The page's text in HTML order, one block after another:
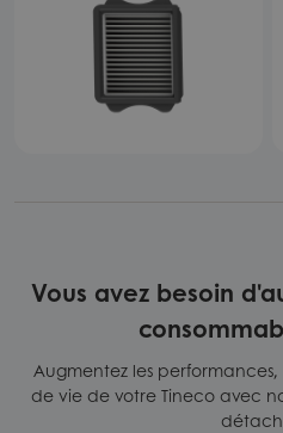
Vous avez besoin
Augmentez les
de vie de votre Tineco avec